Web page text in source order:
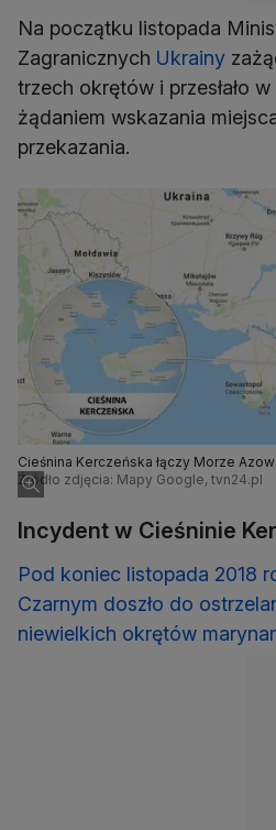
Na początku listopada
Zagranicznych Ukrainy
trzech okrętów i przesłało
żądaniem wskazania
przekazania.
Cieśnina Kerczeńska łączy Morze
Źródło zdjęcia: Mapy Google, tvn24.pl
Incydent w Cieśninie
Pod koniec listopada 2018
Czarnym doszło do
niewielkich okrętów